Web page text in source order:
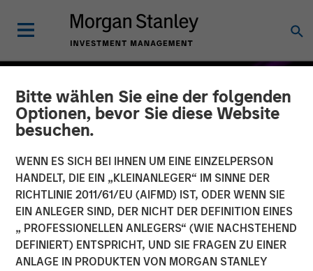
Bitte wählen Sie eine der folgenden
Optionen, bevor Sie diese Website
besuchen.
WENN ES SICH BEI IHNEN UM EINE EINZELPERSON
HANDELT, DIE EIN „KLEINANLEGER“ IM SINNE DER
RICHTLINIE 2011/61/EU (AIFMD) IST, ODER WENN SIE
EIN ANLEGER SIND, DER NICHT DER DEFINITION EINES
„ PROFESSIONELLEN ANLEGERS“ (WIE NACHSTEHEND
DEFINIERT) ENTSPRICHT, UND SIE FRAGEN ZU EINER
ANLAGE IN PRODUKTEN VON MORGAN STANLEY
INSIGHTS